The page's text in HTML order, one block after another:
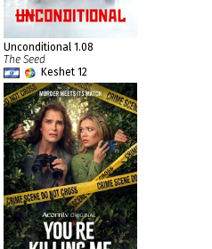
Unconditional 1.08
The Seed
Keshet 12